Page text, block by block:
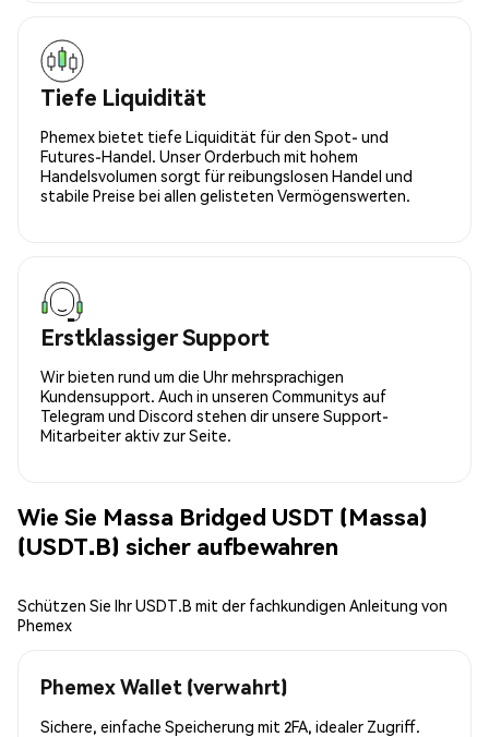
Tiefe Liquidität
Phemex bietet tiefe Liquidität für den Spot- und
Futures-Handel. Unser Orderbuch mit hohem
Handelsvolumen sorgt für reibungslosen Handel und
stabile Preise bei allen gelisteten Vermögenswerten.
Erstklassiger Support
Wir bieten rund um die Uhr mehrsprachigen
Kundensupport. Auch in unseren Communitys auf
Telegram und Discord stehen dir unsere Support-
Mitarbeiter aktiv zur Seite.
Wie Sie Massa Bridged USDT (Massa)
(USDT.B) sicher aufbewahren
Schützen Sie Ihr USDT.B mit der fachkundigen Anleitung von
Phemex
Phemex Wallet (verwahrt)
Sichere, einfache Speicherung mit 2FA, idealer Zugriff.